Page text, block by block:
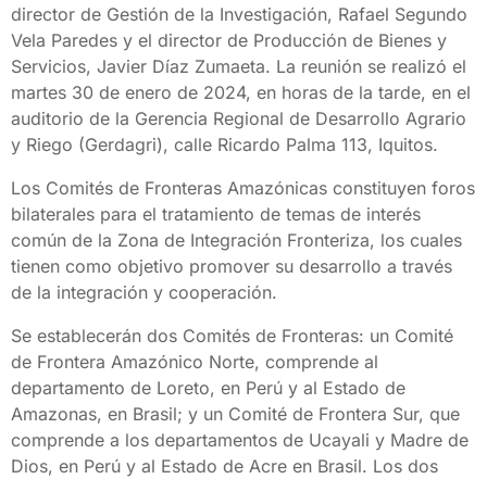
director de Gestión de la Investigación, Rafael Segundo
Vela Paredes y el director de Producción de Bienes y
Servicios, Javier Díaz Zumaeta. La reunión se realizó el
martes 30 de enero de 2024, en horas de la tarde, en el
auditorio de la Gerencia Regional de Desarrollo Agrario
y Riego (Gerdagri), calle Ricardo Palma 113, Iquitos.
Los Comités de Fronteras Amazónicas constituyen foros
bilaterales para el tratamiento de temas de interés
común de la Zona de Integración Fronteriza, los cuales
tienen como objetivo promover su desarrollo a través
de la integración y cooperación.
Se establecerán dos Comités de Fronteras: un Comité
de Frontera Amazónico Norte, comprende al
departamento de Loreto, en Perú y al Estado de
Amazonas, en Brasil; y un Comité de Frontera Sur, que
comprende a los departamentos de Ucayali y Madre de
Dios, en Perú y al Estado de Acre en Brasil. Los dos